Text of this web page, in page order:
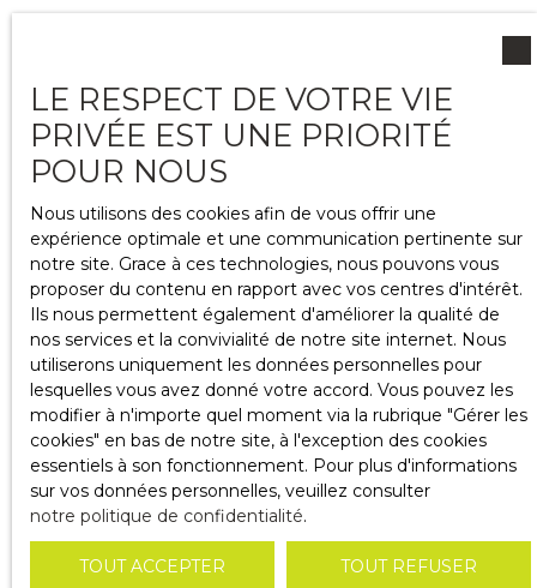
+
−
Le directeur de publication est Monsieur/Madame
Gérant de AHORA IMMOBILIER • SASAHORA
IMMOBILIER au capital de 7622,45 € • SIRET 431494772
• Carte pro CPI 13102017000016593 délivrée par CCI
MARSEILLE Palais de la Bourse, 9 la Canebière 13001
Marseille • La société ne doit recevoir ni détenir d'autres
fonds, effets ou valeurs que ceux représentatifs de sa
rémunération ou de sa commission
Conformément à l’article L. 612-1 du Code de la
consommation, en cas de litige, le consommateur a la
possibilité de recourir gratuitement au médiateur de la
consommation dont l’entreprise relève.
Coordonnées du médiateur :
- Adresse: 1 Allée du Parc de Mesemena - Bât A - CS
LE RESPECT DE VOTRE VIE
PRIVÉE EST UNE PRIORITÉ
POUR NOUS
Nous utilisons des cookies afin de vous offrir une
expérience optimale et une communication pertinente sur
notre site. Grace à ces technologies, nous pouvons vous
proposer du contenu en rapport avec vos centres d'intérêt.
Ils nous permettent également d'améliorer la qualité de
nos services et la convivialité de notre site internet. Nous
utiliserons uniquement les données personnelles pour
lesquelles vous avez donné votre accord. Vous pouvez les
modifier à n'importe quel moment via la rubrique ″Gérer les
cookies″ en bas de notre site, à l'exception des cookies
essentiels à son fonctionnement. Pour plus d'informations
sur vos données personnelles, veuillez consulter
notre politique de confidentialité.
TOUT ACCEPTER TOUT REFUSER